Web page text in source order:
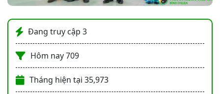
Đang truy cập 3
Hôm nay709
Tháng hiện tại 35,973